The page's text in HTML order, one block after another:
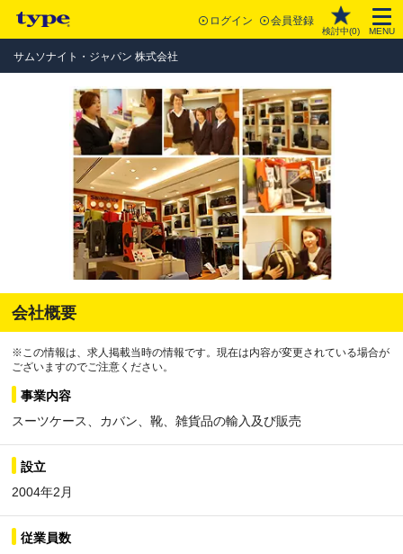
ログイン 会員登録
検討中(0) MENU
サムソナイト・ジャパン 株式会社
会社概要
※この情報は、求人掲載当時の情報です。現在は内容が変更されている場合が
ございますのでご注意ください。
事業内容
スーツケース、カバン、靴、雑貨品の輸入及び販売
設立
2004年2月
従業員数